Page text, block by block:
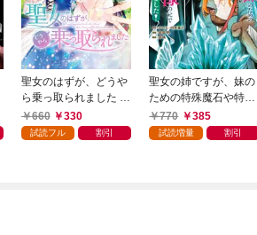
聖女のはずが、どうや
ら乗っ取られました 1
巻660 330
試読フル 割引
聖女の姉ですが、妹の
ための特殊魔石や特殊
薬草の採取をやめた
ら、隣国の魔術師様の
770 385
試読増量 割引